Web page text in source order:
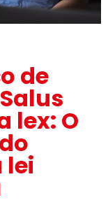
de
lex: O
lei